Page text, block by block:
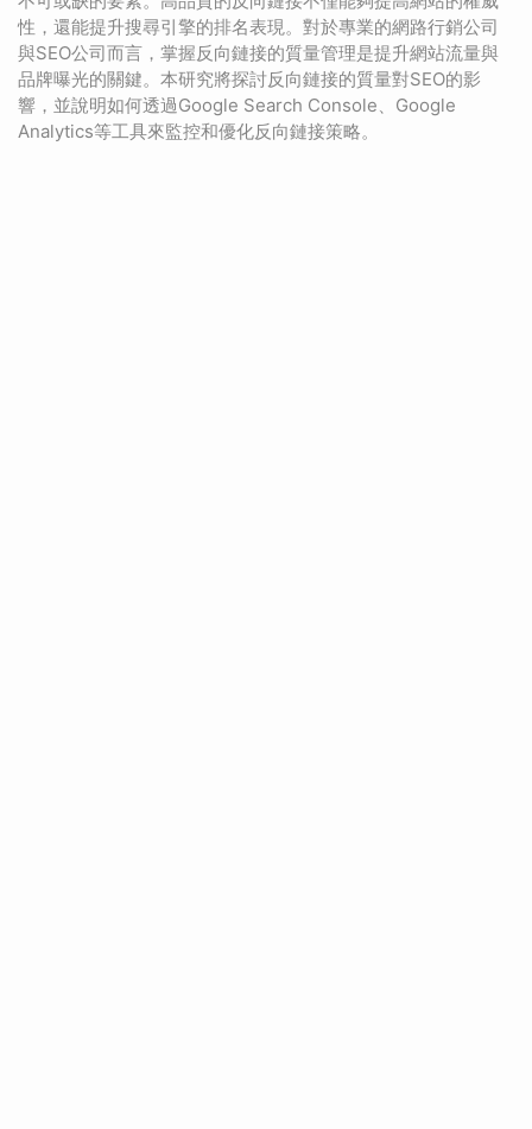
性，還能提升搜尋引擎的排名表現。對於專業的網路行銷公司
與SEO公司而言，掌握反向鏈接的質量管理是提升網站流量與
品牌曝光的關鍵。本研究將探討反向鏈接的質量對SEO的影
響，並說明如何透過Google Search Console、Google
Analytics等工具來監控和優化反向鏈接策略。